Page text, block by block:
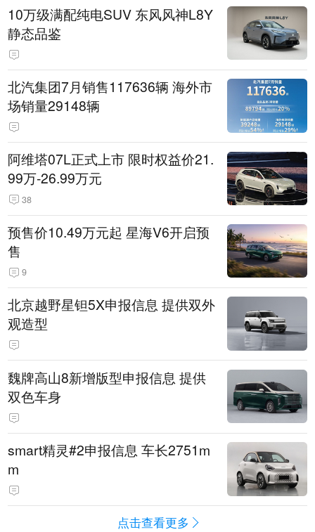
10万级满配纯电SUV 东风风神L8Y
静态品鉴
北汽集团7月销售117636辆 海外市
场销量29148辆
阿维塔07L正式上市 限时权益价21.
99万-26.99万元
38
预售价10.49万元起 星海V6开启预
售
9
北京越野星钽5X申报信息 提供双外
观造型
魏牌高山8新增版型申报信息 提供
双色车身
smart精灵#2申报信息 车长2751m
m
点击查看更多